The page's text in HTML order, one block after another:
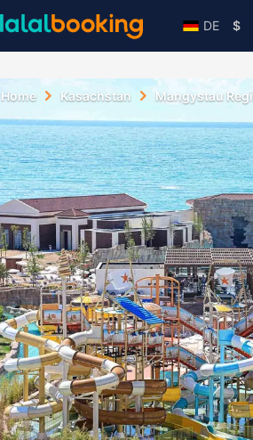
DE $
Home Kasachstan Mangystau